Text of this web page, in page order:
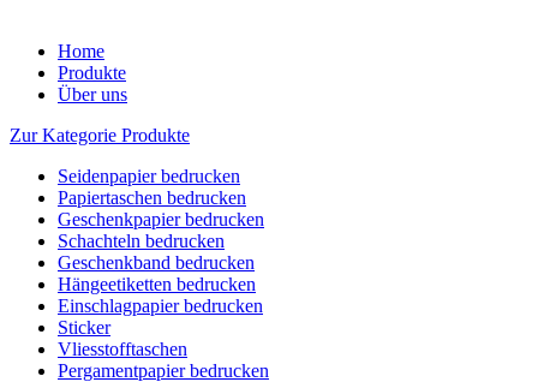
Home
Produkte
Über uns
Zur Kategorie Produkte
Seidenpapier bedrucken
Papiertaschen bedrucken
Geschenkpapier bedrucken
Schachteln bedrucken
Geschenkband bedrucken
Hängeetiketten bedrucken
Einschlagpapier bedrucken
Sticker
Vliesstofftaschen
Pergamentpapier bedrucken